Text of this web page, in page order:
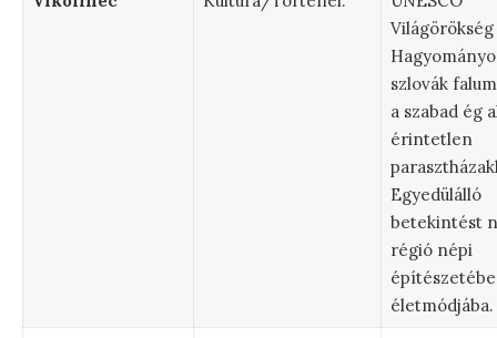
szlovák
a szabad ég
érintetlen
Egyedülálló
betekintést
régió népi
életmódjába.